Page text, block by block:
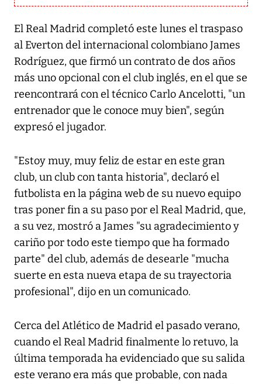
El Real Madrid completó este lunes el traspaso
al Everton del internacional colombiano James
Rodríguez, que firmó un contrato de dos años
más uno opcional con el club inglés, en el que se
reencontrará con el técnico Carlo Ancelotti, "un
entrenador que le conoce muy bien", según
expresó el jugador.
"Estoy muy, muy feliz de estar en este gran
club, un club con tanta historia", declaró el
futbolista en la página web de su nuevo equipo
tras poner fin a su paso por el Real Madrid, que,
a su vez, mostró a James "su agradecimiento y
cariño por todo este tiempo que ha formado
parte" del club, además de desearle "mucha
suerte en esta nueva etapa de su trayectoria
profesional", dijo en un comunicado.
Cerca del Atlético de Madrid el pasado verano,
cuando el Real Madrid finalmente lo retuvo, la
última temporada ha evidenciado que su salida
este verano era más que probable, con nada